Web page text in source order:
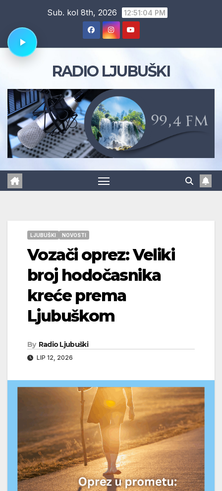
content
Sub. kol 8th, 2026 12:51:04 PM
RADIO LJUBUŠKI
LJUBUŠKI NOVOSTI
Vozači oprez: Veliki
broj hodočasnika
kreće prema
Ljubuškom
By Radio Ljubuški
LIP 12, 2026